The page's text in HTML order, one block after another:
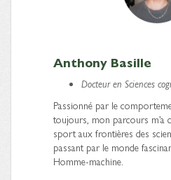
Anthony Basille
Docteur en Sciences
Passionné par le
toujours, mon parcours m’a
sport aux frontières des
passant par le monde
Homme-machine.